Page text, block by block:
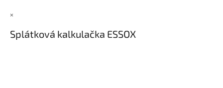
s
u
×
Splátková kalkulačka ESSOX